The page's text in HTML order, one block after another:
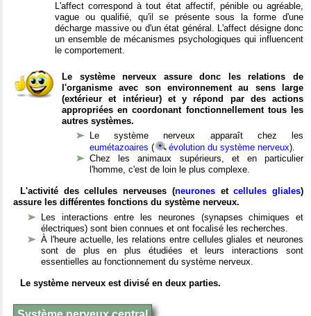
L'affect correspond à tout état affectif, pénible ou agréable,
vague ou qualifié, qu'il se présente sous la forme d'une
décharge massive ou d'un état général. L'affect désigne donc
un ensemble de mécanismes psychologiques qui influencent
le comportement.
Le système nerveux assure donc les relations de
l'organisme avec son environnement au sens large
(extérieur et intérieur) et y répond par des actions
appropriées en coordonant fonctionnellement tous les
autres systèmes.
Le système nerveux apparaît chez les
eumétazoaires ( évolution du système nerveux).
Chez les animaux supérieurs, et en particulier
l'homme, c'est de loin le plus complexe.
L'activité des cellules nerveuses (neuronesetcellules gliales)
assure les différentes fonctions du système nerveux.
Les interactions entre les neurones (synapses chimiques et
électriques) sont bien connues et ont focalisé les recherches.
À l'heure actuelle, les relations entre cellules gliales et neurones
sont de plus en plus étudiées et leurs interactions sont
essentielles au fonctionnement du système nerveux.
Le système nerveux est divisé en deux parties.